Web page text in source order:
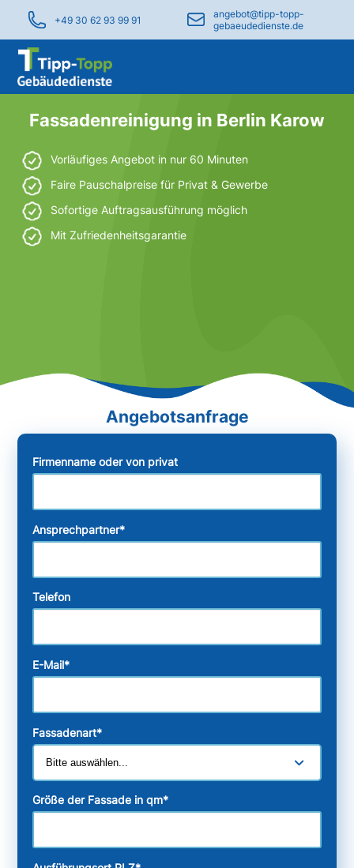
+49 30 62 93 99 91
angebot@tipp-topp-
gebaeudedienste.de
Fassadenreinigung in Berlin Karow
Vorläufiges Angebot in nur 60 Minuten
Faire Pauschalpreise für Privat & Gewerbe
Sofortige Auftragsausführung möglich
Mit Zufriedenheitsgarantie
Firmenname oder von privat
Ansprechpartner*
Telefon
E-Mail*
Fassadenart*
Größe der Fassade in qm*